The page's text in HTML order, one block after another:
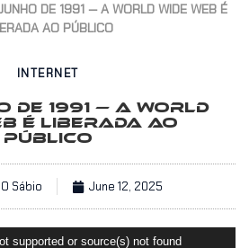
DE 1991 — A WORLD WIDE WEB É
AO PÚBLICO
INTERNET
DE 1991 — A WORLD
É LIBERADA AO
PÚBLICO
Sábio June 12, 2025
supported or source(s) not found